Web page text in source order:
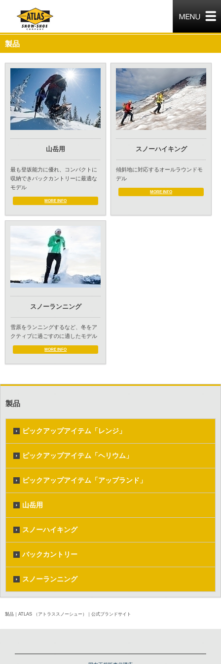
製品
山岳用
最も登坂能力に優れ、コンパクトに
収納できバックカントリーに最適な
モデル
MORE INFO
スノーハイキング
傾斜地に対応するオールラウンドモ
デル
MORE INFO
スノーランニング
雪原をランニングするなど、冬をア
クティブに過ごすのに適したモデル
MORE INFO
製品
ピックアップアイテム「レンジ」
ピックアップアイテム「ヘリウム」
ピックアップアイテム「アップランド」
山岳用
スノーハイキング
バックカントリー
スノーランニング
製品｜ATLAS （アトラススノーシュー）｜公式ブランドサイト